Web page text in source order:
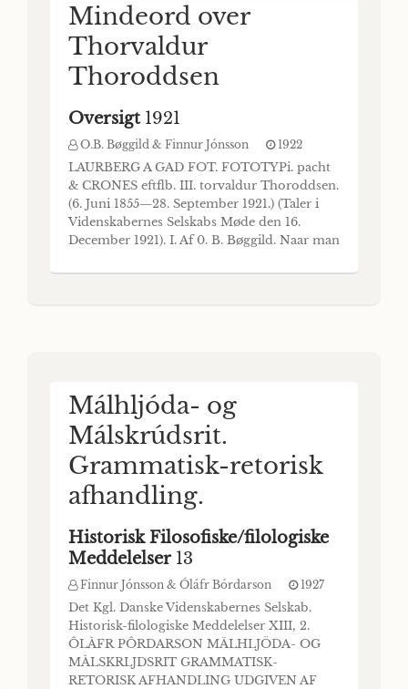
Mindeord over
Thorvaldur
Thoroddsen
Oversigt 1921
O.B. Bøggild & Finnur Jónsson 1922
LAURBERG A GAD FOT. FOTOTYPi. pacht
& CRONES eftflb. III. torvaldur Thoroddsen.
(6. Juni 1855—28. September 1921.) (Taler i
Videnskabernes Selskabs Møde den 16.
December 1921). I. Af 0. B. Bøggild. Naar man
tydningen af Thoroddsen’s geologiske
Málhljóda- og
Málskrúdsrit.
Grammatisk-retorisk
afhandling.
Historisk Filosofiske/filologiske
Meddelelser 13
Finnur Jónsson & Óláfr Bórdarson 1927
Det Kgl. Danske Videnskabernes Selskab.
Historisk-filologiske Meddelelser XIII, 2.
ÔLÀFR PÔRDARSON MÄLHLJÖDA- OG
MÀLSKRLJDSRIT GRAMMATISK-
RETORISK AFHANDLING UDGIVEN AF